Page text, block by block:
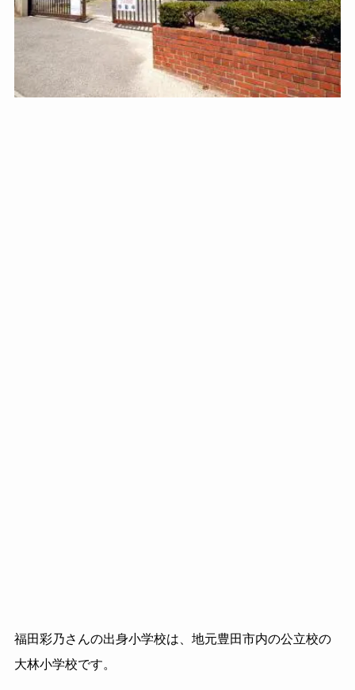
福田彩乃さんの出身小学校は、地元豊田市内の公立校の
大林小学校です。